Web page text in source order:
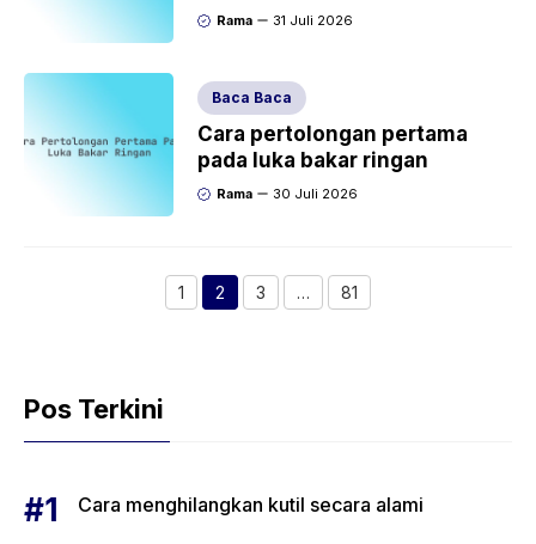
Rama 31 Juli 2026
Baca Baca
Cara pertolongan pertama
pada luka bakar ringan
Rama 30 Juli 2026
Halaman
1 Halaman
2 Halaman
3 … Halaman
81
Pos Terkini
Cara menghilangkan kutil secara alami